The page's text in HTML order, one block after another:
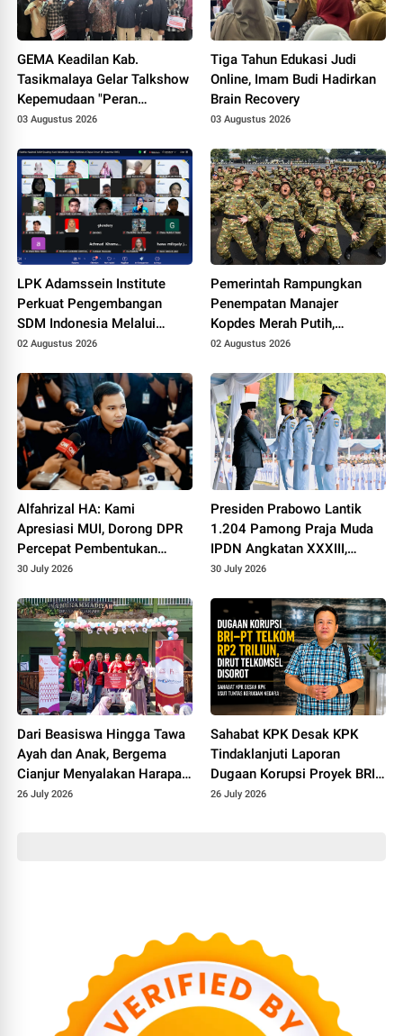
GEMA Keadilan Kab.
Tasikmalaya Gelar Talkshow
Kepemudaan "Peran
Strategis Pemuda dalam
Post-Truth"
03 Augustus 2026
Tiga Tahun Edukasi Judi
Online, Imam Budi Hadirkan
Brain Recovery
03 Augustus 2026
LPK Adamssein Institute
Perkuat Pengembangan
SDM Indonesia Melalui
Pelatihan Psikoterapi Islam
Berbasis Kompetensi
02 Augustus 2026
Pemerintah Rampungkan
Penempatan Manajer
Kopdes Merah Putih,
Anggaran Gaji Berpotensi
02 Augustus 2026
Alfahrizal HA: Kami
Apresiasi MUI, Dorong DPR
Percepat Pembentukan
Sanksi Pidana Pelaku
30 July 2026
Presiden Prabowo Lantik
1.204 Pamong Praja Muda
IPDN Angkatan XXXIII,
Tekankan Integritas dan
30 July 2026
Dari Beasiswa Hingga Tawa
Ayah dan Anak, Bergema
Cianjur Menyalakan Harapan
Keluarga
26 July 2026
Sahabat KPK Desak KPK
Tindaklanjuti Laporan
Dugaan Korupsi Proyek BRI–
PT Telkom, Nilai Kerugian
26 July 2026